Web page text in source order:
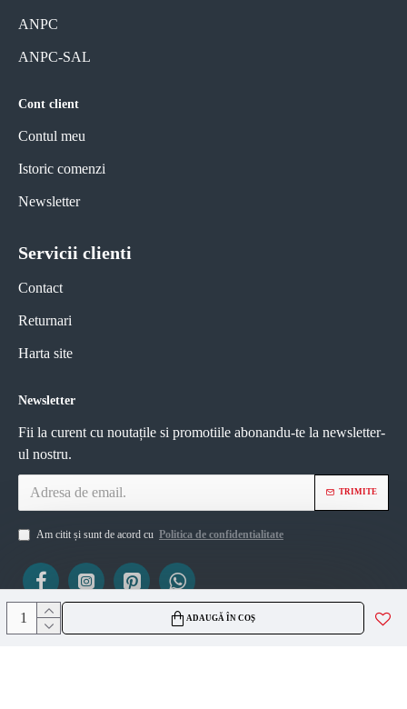
ADAUGĂ ÎN COȘ
ANPC
ANPC-SAL
Cont client
Contul meu
Istoric comenzi
Newsletter
Servicii clienti
Contact
Returnari
Harta site
Newsletter
Fii la curent cu noutațile si promotiile abonandu-te la newsletter-
ul nostru.
TRIMITE
Am citit și sunt de acord cu Politica de confidentialitate
ViZIO AGS SRL